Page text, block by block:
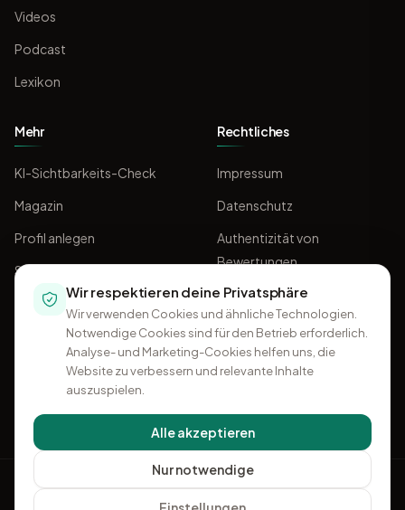
Videos
Podcast
Lexikon
Mehr
KI-Sichtbarkeits-Check
Magazin
Profil anlegen
Sponsoring
Rechtliches
Impressum
Datenschutz
Authentizität von
Bewertungen
AGB
OMKI
Wir respektieren deine Privatsphäre
Wir verwenden Cookies und ähnliche Technologien.
Notwendige Cookies sind für den Betrieb erforderlich.
Analyse- und Marketing-Cookies helfen uns, die
Website zu verbessern und relevante Inhalte
auszuspielen.
Alle akzeptieren
Nur notwendige